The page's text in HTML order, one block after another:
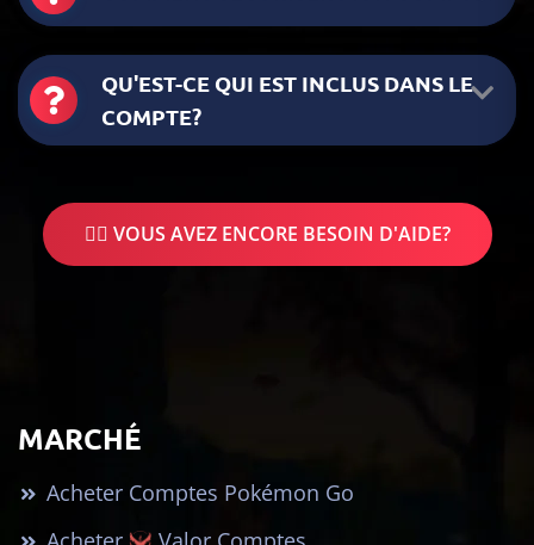
QU'EST-CE QUI EST INCLUS DANS LE
COMPTE?
🤷‍♂️ VOUS AVEZ ENCORE BESOIN D'AIDE?
MARCHÉ
Acheter Comptes Pokémon Go